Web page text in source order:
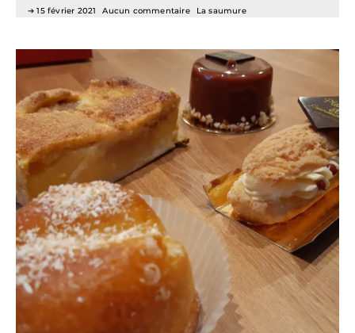
15 février 2021 Aucun commentaire La saumure